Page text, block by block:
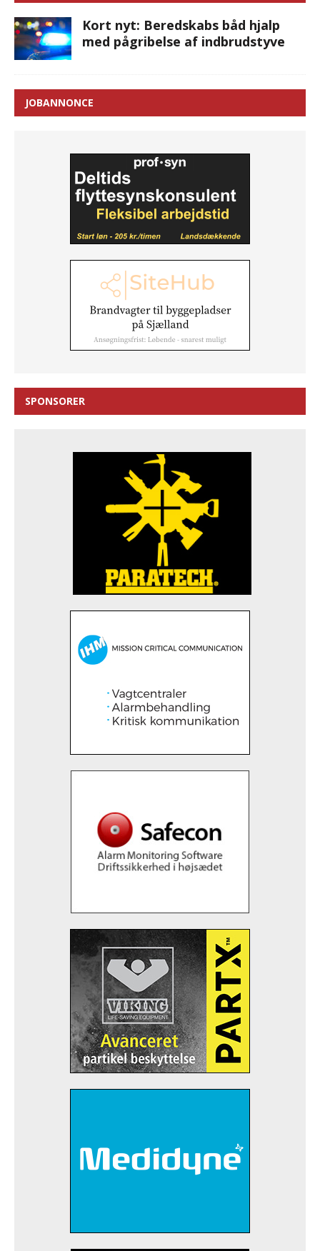
Kort nyt: Beredskabs båd hjalp
med pågribelse af indbrudstyve
JOBANNONCE
SPONSORER